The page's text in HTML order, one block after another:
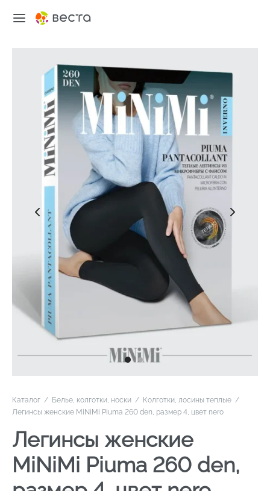
Каталог / Белье, колготки, носки / Колготки, лосины теплые /
Легинсы женские MiNiMi Piuma 260 den, размер 4, цвет nero
Легинсы женские
MiNiMi Piuma 260 den,